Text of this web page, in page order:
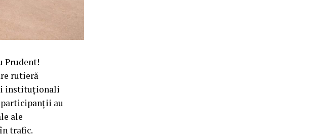
Prudent!
rutieră
instituționali
au
ale
trafic.